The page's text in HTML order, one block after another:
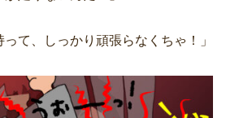
って、しっかり頑張らなくちゃ！」